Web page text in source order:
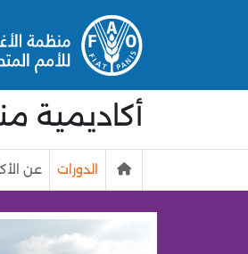
تخطى إلى المحتوى الرئيسي
أكاديمية
الدورات عن